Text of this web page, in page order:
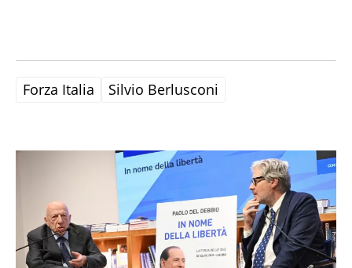
Forza Italia Silvio Berlusconi